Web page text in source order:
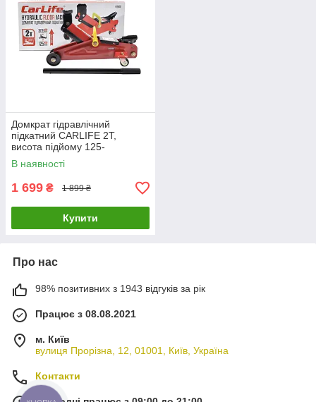
Домкрат гідравлічний
підкатний CARLIFE 2Т,
висота підйому 125-
305мм,картонна упаковка
В наявності
1 699 ₴ 1 899 ₴
Купити
Про нас
98% позитивних з 1943 відгуків за рік
Працює з 08.08.2021
м. Київ
вулиця Прорізна, 12, 01001, Київ, Україна
Контакти